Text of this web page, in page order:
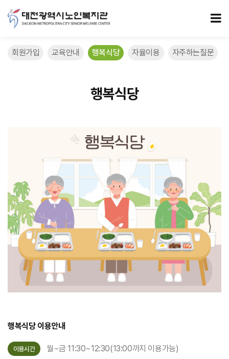
6/17 > 행복식당
회원가입 교육안내 행복식당 자율이용 자주하는질문
행복식당
행복식당 이용안내
이용시간 월~금 11:30~12:30(13:00까지 이용가능)